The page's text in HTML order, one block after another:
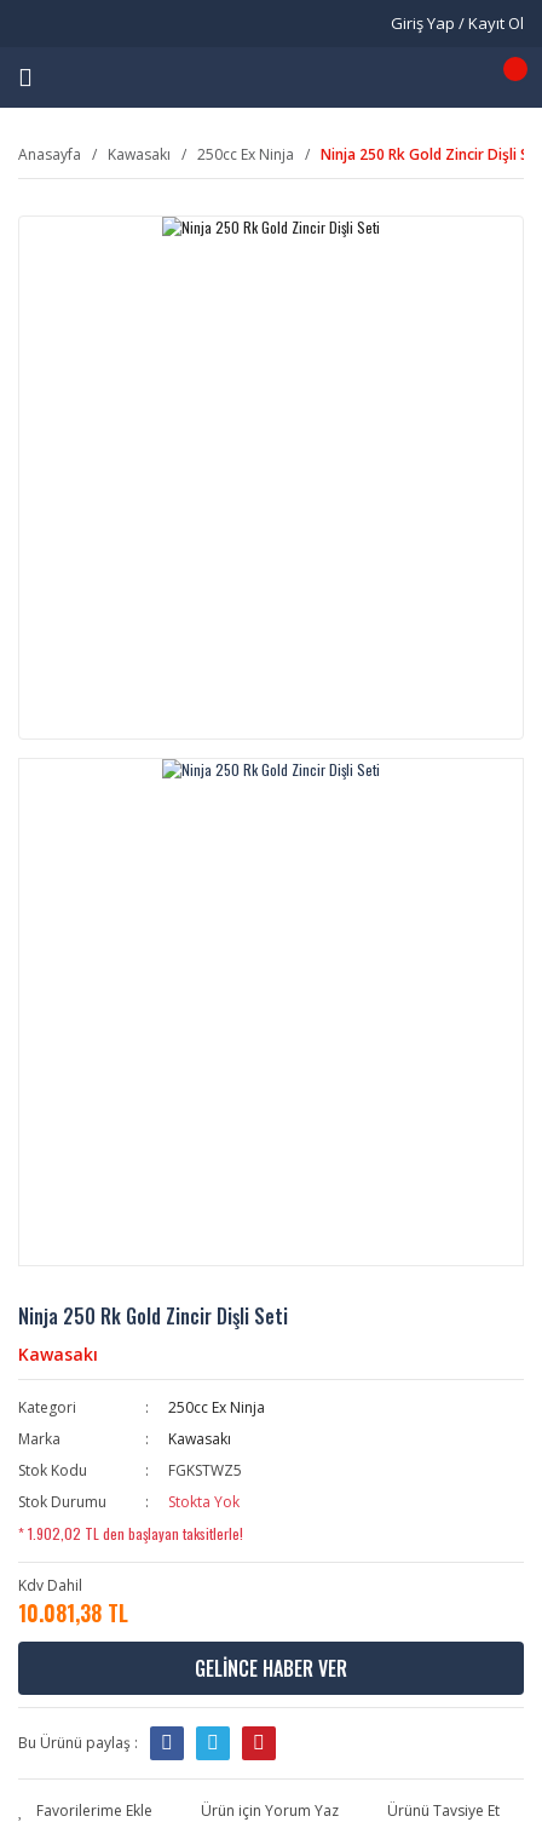
Giriş Yap / Kayıt Ol
Anasayfa Kawasakı 250cc Ex Ninja Ninja 250 Rk Gold Zincir Dişli
Ninja 250 Rk Gold Zincir Dişli Seti
Kawasakı
Kategori
250cc Ex Ninja
Marka
Kawasakı
Stok Kodu
FGKSTWZ5
Stok Durumu
Stokta Yok
* 1.902,02 TL den başlayan taksitlerle!
Kdv Dahil
10.081,38 TL
GELİNCE HABER VER
Bu Ürünü paylaş :
Ürün için Yorum Yaz Ürünü Tavsiye Et